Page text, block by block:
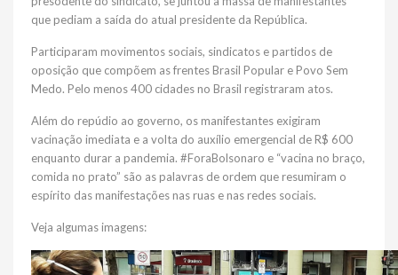
que pediam a saída do atual presidente da República.
Participaram movimentos sociais, sindicatos e partidos de
oposição que compõem as frentes Brasil Popular e Povo Sem
Medo. Pelo menos 400 cidades no Brasil registraram atos.
Além do repúdio ao governo, os manifestantes exigiram
vacinação imediata e a volta do auxílio emergencial de R$ 600
enquanto durar a pandemia. #ForaBolsonaro e “vacina no braço,
comida no prato” são as palavras de ordem que resumiram o
espírito das manifestações nas ruas e nas redes sociais.
Veja algumas imagens: